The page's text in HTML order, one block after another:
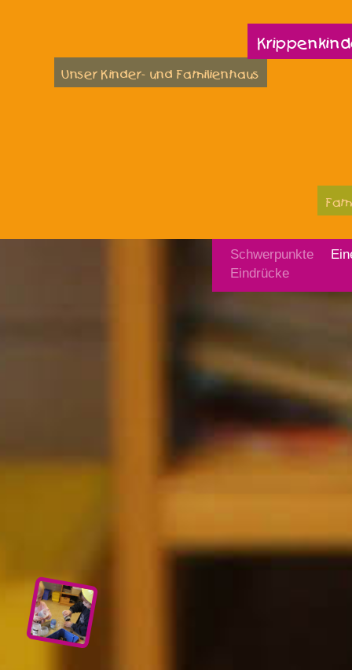
Unser Kinder- und Familienhaus
Schwerpunkte
Eindrücke